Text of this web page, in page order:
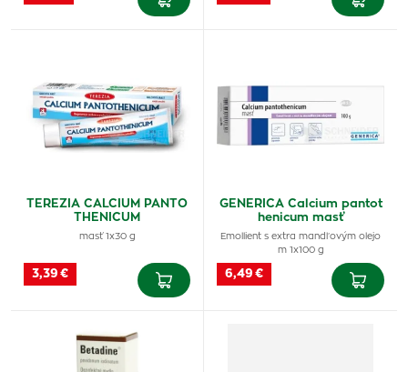
TEREZIA CALCIUM PANTO
THENICUM
masť 1x30 g
3,39 €
GENERICA Calcium pantot
henicum masť
Emollient s extra mandľovým olejo
m 1x100 g
6,49 €